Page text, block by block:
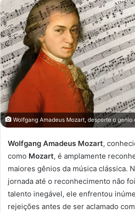
Wolfgang Amadeus Mozart, desperte o
Wolfgang Amadeus Mozart,
como Mozart, é amplamente
maiores gênios da música clássica.
jornada até o reconhecimento não
talento inegável, ele enfrentou
rejeições antes de ser aclamado